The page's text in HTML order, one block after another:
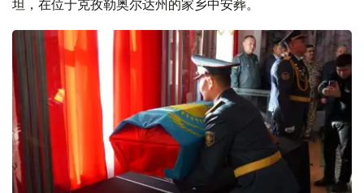
坦，在位于克孜勒奥尔达州的家乡中安葬。